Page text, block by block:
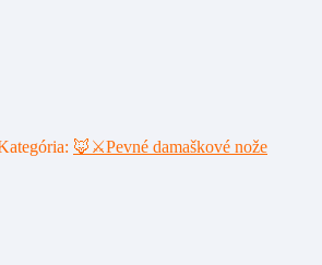
🦊⚔️Pevné damaškové nože